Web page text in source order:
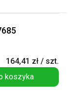
164,41 zł / szt.
koszyka